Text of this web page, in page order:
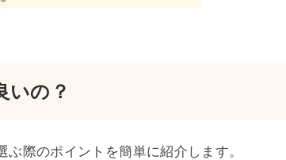
いの？
際のポイントを簡単に紹介します。